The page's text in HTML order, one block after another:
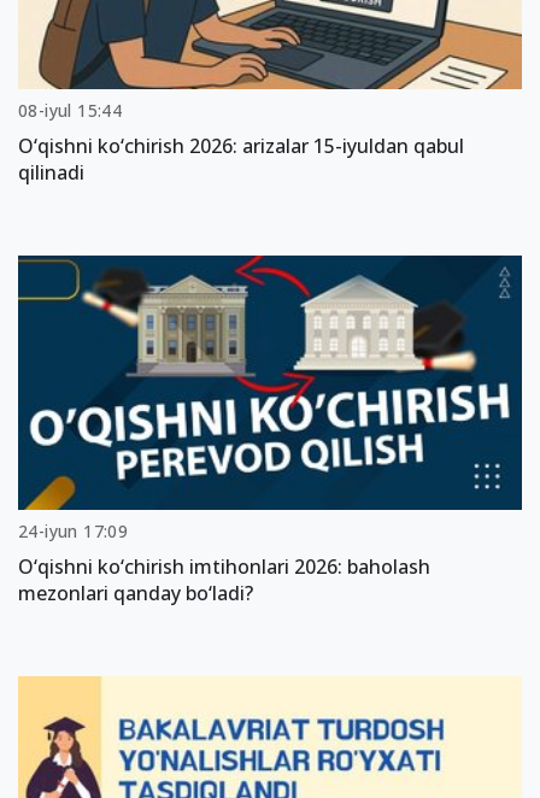
08-iyul 15:44
O‘qishni ko‘chirish 2026: arizalar 15-iyuldan qabul
qilinadi
24-iyun 17:09
O‘qishni ko‘chirish imtihonlari 2026: baholash
mezonlari qanday bo‘ladi?